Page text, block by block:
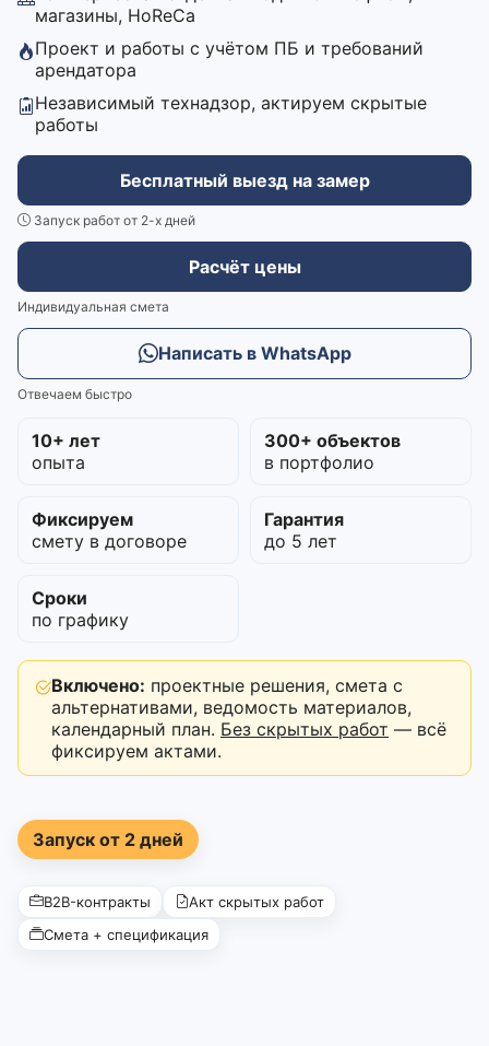
магазины, HoReCa
Проект и работы с учётом ПБ и требований
арендатора
Независимый технадзор, актируем скрытые
работы
Бесплатный выезд на замер
Запуск работ от 2-х дней
Расчёт цены
Индивидуальная смета
Написать в WhatsApp
Отвечаем быстро
10+ лет
опыта
300+ объектов
в портфолио
Фиксируем
смету в договоре
Гарантия
до 5 лет
Сроки
по графику
Включено: проектные решения, смета с
альтернативами, ведомость материалов,
календарный план. Без скрытых работ — всё
фиксируем актами.
Запуск от 2 дней
B2B-контракты
Акт скрытых работ
Смета + спецификация